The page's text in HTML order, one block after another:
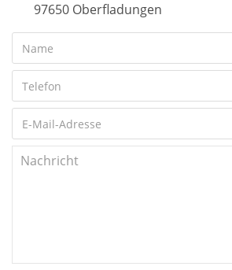
97650 Oberfladungen